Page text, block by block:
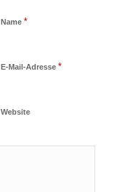
Name *
E-Mail-Adresse *
Website